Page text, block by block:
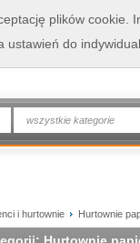
wszystkie kategorie
i hurtownie Hurtownie
plików cookie.
ustawień do